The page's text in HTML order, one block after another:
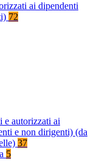
ai dipendenti
72
e autorizzati ai
e non dirigenti) (da
37
5